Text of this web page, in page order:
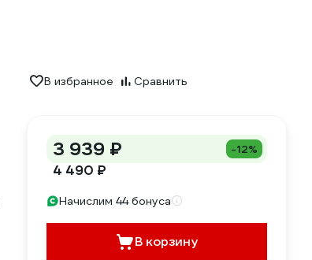
В избранное Сравнить
3 939 ₽ -12%
4 490 ₽
Начислим 44 бонуса
В корзину